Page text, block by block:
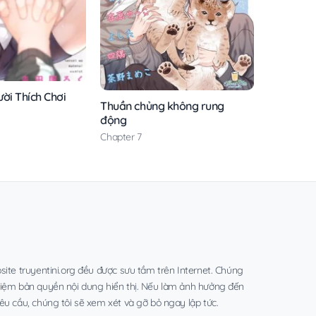
Thích Chơi
Thuần chủng không rung
động
Chapter 7
truyentini.org đều được sưu tầm trên Internet. Chúng
bản quyền nội dung hiển thị. Nếu làm ảnh hưởng đến
cầu, chúng tôi sẽ xem xét và gỡ bỏ ngay lập tức.